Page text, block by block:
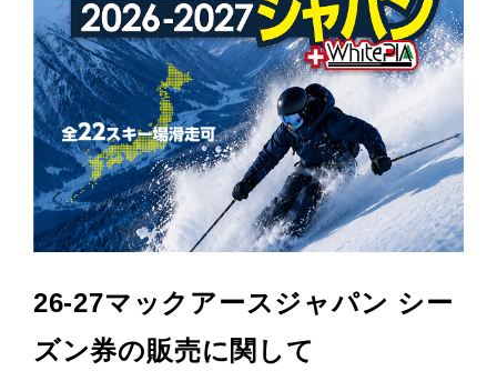
26-27マックアースジャパン シー
ズン券の販売に関して